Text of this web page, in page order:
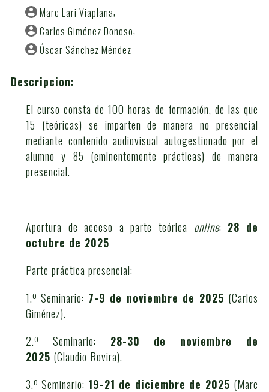
Marc Lari Viaplana
Carlos Giménez Donoso
Óscar Sánchez Méndez
Descripcion:
El curso consta de 100 horas de formación, de las que
15 (teóricas) se imparten de manera no presencial
mediante contenido audiovisual autogestionado por el
alumno y 85 (eminentemente prácticas) de manera
presencial.
Apertura de acceso a parte teórica online: 28 de
octubre de 2025
Parte práctica presencial:
1.º Seminario: 7-9 de noviembre de 2025 (Carlos
Giménez).
2.º Seminario: 28-30 de noviembre de
2025 (Claudio Rovira).
3.º Seminario: 19-21 de diciembre de 2025 (Marc